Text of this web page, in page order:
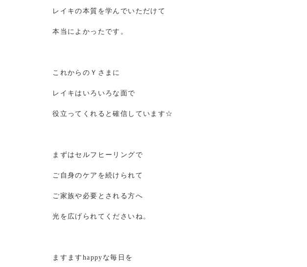
レイキの本質を学んでいただけて
本当によかったです。
これからのＹさまに
レイキはいろいろな面で
役立ってくれると確信しています☆
まずはセルフヒーリングで
ご自身のケアを続けられて
ご家族や必要とされる方へ
光を広げられてくださいね。
ますますhappyな毎日を